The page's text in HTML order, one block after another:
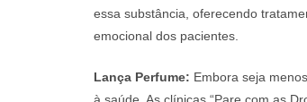
essa substância, oferecendo
emocional dos pacientes.
Lança Perfume: Embora seja